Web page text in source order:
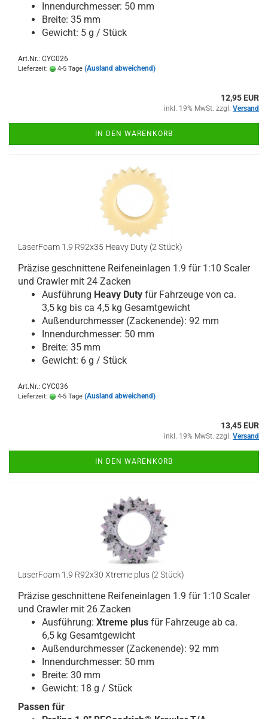
Innendurchmesser: 50 mm
Breite: 35 mm
Gewicht: 5 g / Stück
Art.Nr.: CYC026
Lieferzeit: 4-5 Tage (Ausland abweichend)
12,95 EUR
inkl. 19% MwSt. zzgl. Versand
IN DEN WARENKORB
LaserFoam 1.9 R92x35 Heavy Duty (2 Stück)
Präzise geschnittene Reifeneinlagen 1.9 für 1:10 Scaler
und Crawler mit 24 Zacken
Ausführung Heavy Duty für Fahrzeuge von ca.
3,5 kg bis ca 4,5 kg Gesamtgewicht
Außendurchmesser (Zackenende): 92 mm
Innendurchmesser: 50 mm
Breite: 35 mm
Gewicht: 6 g / Stück
Art.Nr.: CYC036
Lieferzeit: 4-5 Tage (Ausland abweichend)
13,45 EUR
inkl. 19% MwSt. zzgl. Versand
IN DEN WARENKORB
LaserFoam 1.9 R92x30 Xtreme plus (2 Stück)
Präzise geschnittene Reifeneinlagen 1.9 für 1:10 Scaler
und Crawler mit 26 Zacken
Ausführung: Xtreme plus für Fahrzeuge ab ca.
6,5 kg Gesamtgewicht
Außendurchmesser (Zackenende): 92 mm
Innendurchmesser: 50 mm
Breite: 30 mm
Gewicht: 18 g / Stück
Passen für